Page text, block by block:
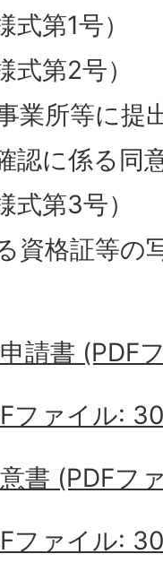
第1号）
式第2号）
業所等に提
認に係る同
式第3号）
資格証等の
請書 (PDF
ファイル:
書 (PDFフ
ファイル: